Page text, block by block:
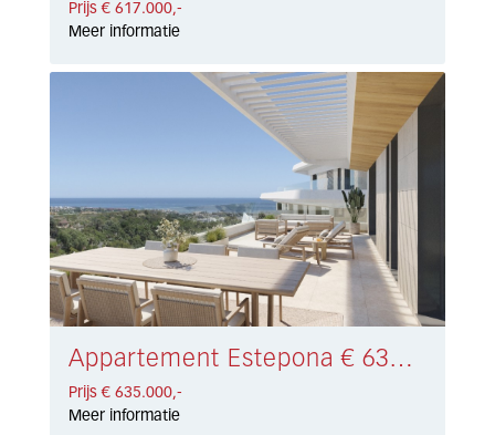
Prijs € 617.000,-
Meer informatie
Appartement Estepona € 635.000,-
Prijs € 635.000,-
Meer informatie